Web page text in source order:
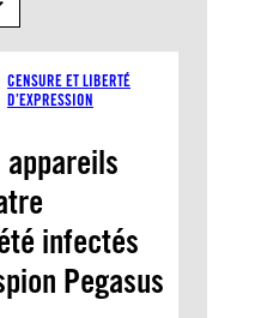
CENSURE ET LIBERTÉ
D’EXPRESSION
appareils
infectés
Pegasus